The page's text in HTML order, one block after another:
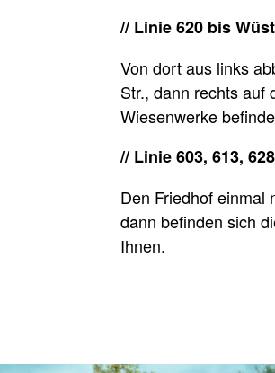
// Linie 620 bis
Von dort aus links
Str., dann rechts auf
Wiesenwerke
// Linie 603, 613,
Den Friedhof einmal
dann befinden sich
Ihnen.